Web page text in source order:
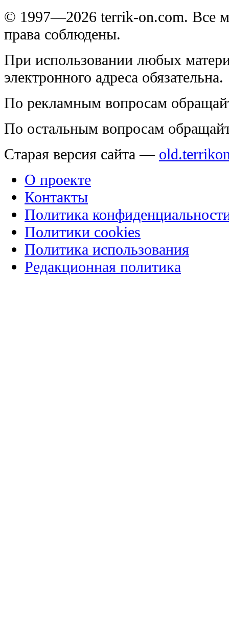
© 1997—2026 terrik-on.com. Все
права соблюдены.
При использовании любых
электронного адреса обязательна.
По рекламным вопросам
По остальным вопросам
Старая версия сайта —
О проекте
Контакты
Политика
Политики cookies
Политика использования
Редакционная политика